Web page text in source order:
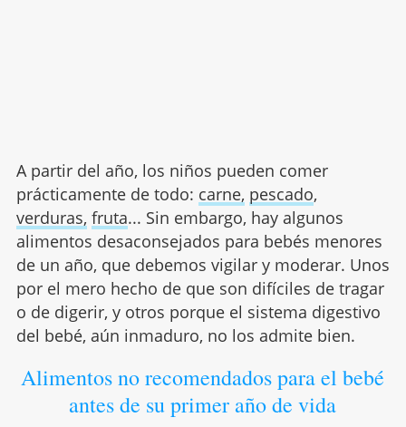
A partir del año, los niños pueden comer
prácticamente de todo: carne, pescado,
verduras, fruta... Sin embargo, hay algunos
alimentos desaconsejados para bebés menores
de un año, que debemos vigilar y moderar. Unos
por el mero hecho de que son difíciles de tragar
o de digerir, y otros porque el sistema digestivo
del bebé, aún inmaduro, no los admite bien.
Alimentos no recomendados para el bebé
antes de su primer año de vida